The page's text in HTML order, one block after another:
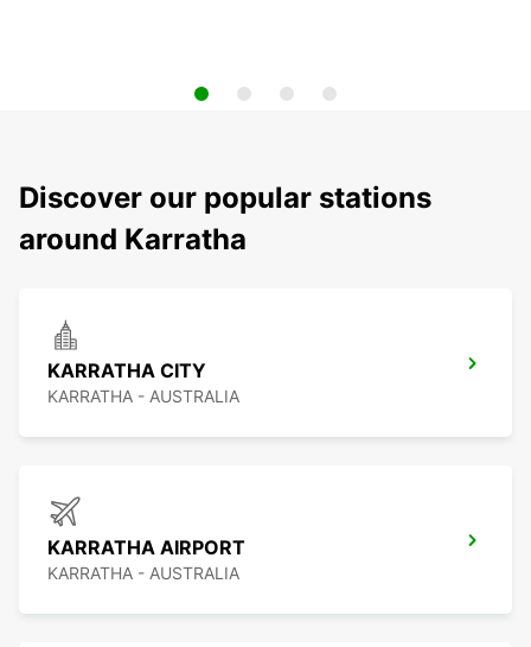
Discover our popular stations
around Karratha
KARRATHA CITY
KARRATHA - AUSTRALIA
KARRATHA AIRPORT
KARRATHA - AUSTRALIA